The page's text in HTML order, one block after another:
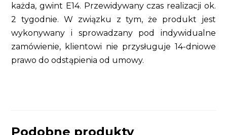
każda, gwint E14. Przewidywany czas realizacji ok.
2 tygodnie. W związku z tym, że produkt jest
wykonywany i sprowadzany pod indywidualne
zamówienie, klientowi nie przysługuje 14-dniowe
prawo do odstąpienia od umowy.
Podobne produkty